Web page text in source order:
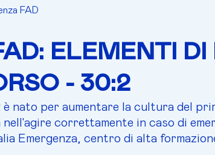
FAD
ELEMENTI DI
- 30:2
è nato per aumentare la cultura del
nell'agire correttamente in caso di
Emergenza, centro di alta